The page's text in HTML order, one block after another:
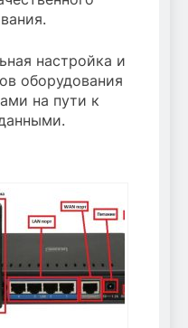
настройка и
оборудования
на пути к